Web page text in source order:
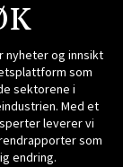
nyheter og innsikt
som
sektorene i
Med et
leverer vi
som
endring.